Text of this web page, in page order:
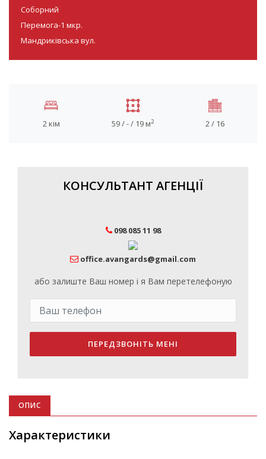
Соборний
Перемога-1 мкр.
Мандриківська вул.
2 кім 59 / - / 19 м2 2 / 16
КОНСУЛЬТАНТ АГЕНЦІЇ
098 085 11 98
office.avangards@gmail.com
або залиште Ваш номер і я Вам перетелефоную
ПЕРЕДЗВОНІТЬ МЕНІ
ОПИС
Характеристики